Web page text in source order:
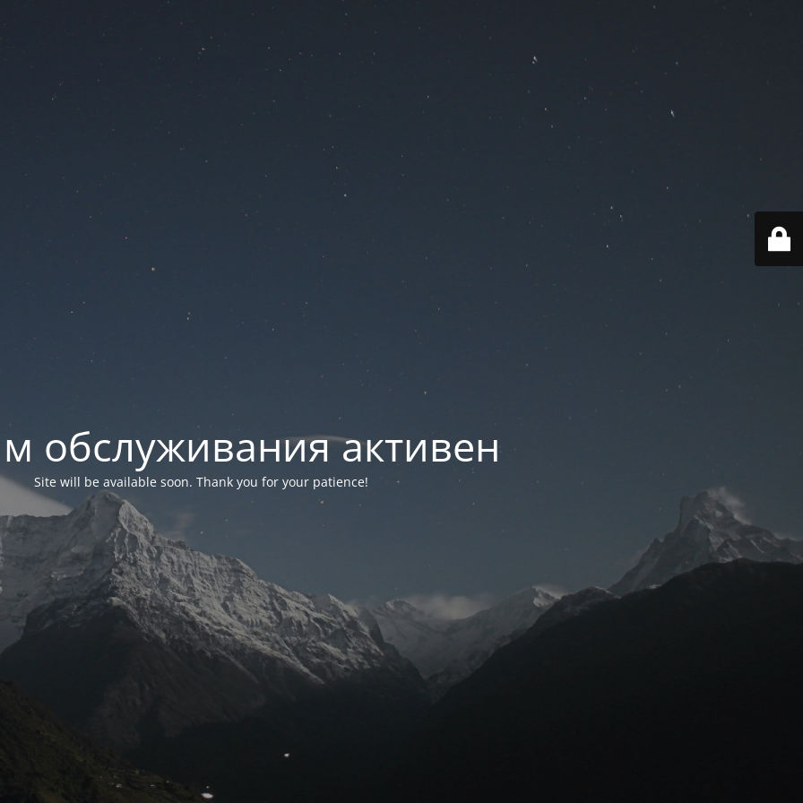
обслуживания активен
Site will be available soon. Thank you for your patience!